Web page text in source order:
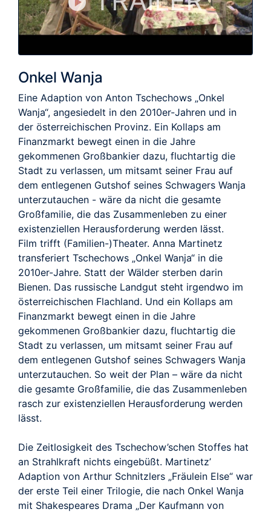
Onkel Wanja
Eine Adaption von Anton Tschechows „Onkel
Wanja“, angesiedelt in den 2010er-Jahren und in
der österreichischen Provinz. Ein Kollaps am
Finanzmarkt bewegt einen in die Jahre
gekommenen Großbankier dazu, fluchtartig die
Stadt zu verlassen, um mitsamt seiner Frau auf
dem entlegenen Gutshof seines Schwagers Wanja
unterzutauchen - wäre da nicht die gesamte
Großfamilie, die das Zusammenleben zu einer
existenziellen Herausforderung werden lässt.
Film trifft (Familien-)Theater. Anna Martinetz
transferiert Tschechows „Onkel Wanja“ in die
2010er-Jahre. Statt der Wälder sterben darin
Bienen. Das russische Landgut steht irgendwo im
österreichischen Flachland. Und ein Kollaps am
Finanzmarkt bewegt einen in die Jahre
gekommenen Großbankier dazu, fluchtartig die
Stadt zu verlassen, um mitsamt seiner Frau auf
dem entlegenen Gutshof seines Schwagers Wanja
unterzutauchen. So weit der Plan – wäre da nicht
die gesamte Großfamilie, die das Zusammenleben
rasch zur existenziellen Herausforderung werden
lässt.
Die Zeitlosigkeit des Tschechow’schen Stoffes hat
an Strahlkraft nichts eingebüßt. Martinetz’
Adaption von Arthur Schnitzlers „Fräulein Else“ war
der erste Teil einer Trilogie, die nach Onkel Wanja
mit Shakespeares Drama „Der Kaufmann von